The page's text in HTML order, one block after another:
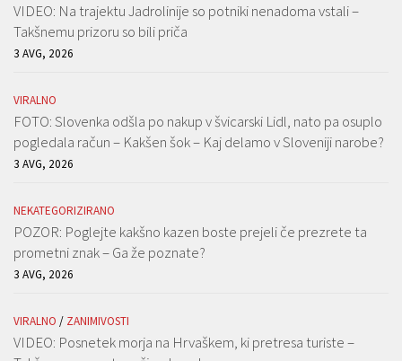
VIDEO: Na trajektu Jadrolinije so potniki nenadoma vstali –
Takšnemu prizoru so bili priča
3 AVG, 2026
VIRALNO
FOTO: Slovenka odšla po nakup v švicarski Lidl, nato pa osuplo
pogledala račun – Kakšen šok – Kaj delamo v Sloveniji narobe?
3 AVG, 2026
NEKATEGORIZIRANO
POZOR: Poglejte kakšno kazen boste prejeli če prezrete ta
prometni znak – Ga že poznate?
3 AVG, 2026
VIRALNO / ZANIMIVOSTI
VIDEO: Posnetek morja na Hrvaškem, ki pretresa turiste –